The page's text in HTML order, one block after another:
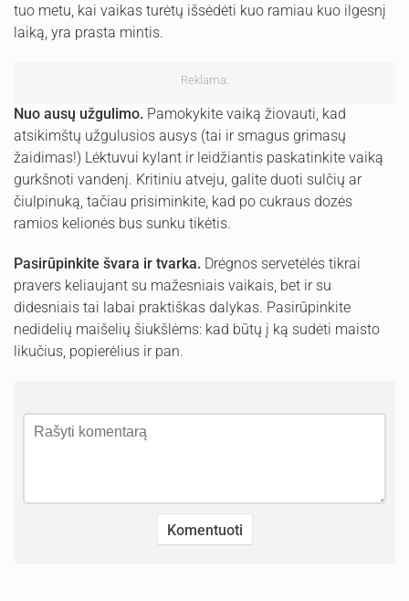
tuo metu, kai vaikas turėtų išsėdėti kuo ramiau kuo ilgesnį
laiką, yra prasta mintis.
Reklama:
Nuo ausų užgulimo. Pamokykite vaiką žiovauti, kad
atsikimštų užgulusios ausys (tai ir smagus grimasų
žaidimas!) Lėktuvui kylant ir leidžiantis paskatinkite vaiką
gurkšnoti vandenį. Kritiniu atveju, galite duoti sulčių ar
čiulpinuką, tačiau prisiminkite, kad po cukraus dozės
ramios kelionės bus sunku tikėtis.
Pasirūpinkite švara ir tvarka. Drėgnos servetėlės tikrai
pravers keliaujant su mažesniais vaikais, bet ir su
didesniais tai labai praktiškas dalykas. Pasirūpinkite
nedidelių maišelių šiukšlėms: kad būtų į ką sudėti maisto
likučius, popierėlius ir pan.